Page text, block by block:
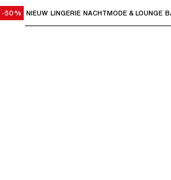
omlaag" of "Enter" om
-50% NIEUW LINGERIE NACHTMODE & LOUNGE